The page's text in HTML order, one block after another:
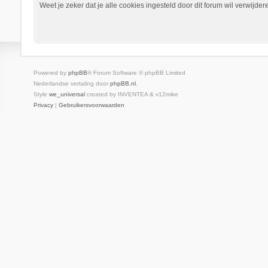
Weet je zeker dat je alle cookies ingesteld door dit forum wil
Powered by phpBB® Forum Software © phpBB Limited
Nederlandse vertaling door phpBB.nl.
Style we_universalcreated by INVENTEA & v12mike
Privacy| Gebruikersvoorwaarden